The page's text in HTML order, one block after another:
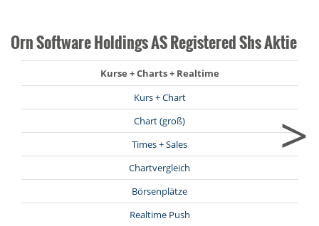
Orn Software Holdings AS Registered Shs Aktie
Kurse + Charts + Realtime
Kurs + Chart
Chart (groß)
Times + Sales
Chartvergleich
Börsenplätze
Realtime Push
>